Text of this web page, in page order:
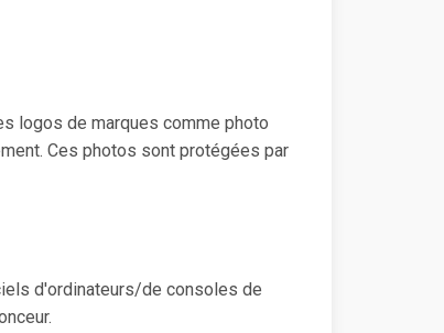
logos de marques comme photo
Ces photos sont protégées par
d'ordinateurs/de consoles de